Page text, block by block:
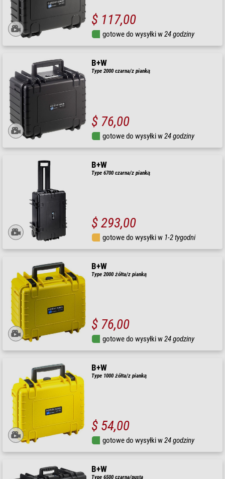
$ 117,00
gotowe do wysyłki w24 godziny
B+W
Type 2000 czarna/z pianką
$ 76,00
gotowe do wysyłki w24 godziny
B+W
Type 6700 czarna/z pianką
$ 293,00
gotowe do wysyłki w 1-2 tygodni
B+W
Type 2000 żółta/z pianką
$ 76,00
gotowe do wysyłki w24 godziny
B+W
Type 1000 żółta/z pianką
$ 54,00
gotowe do wysyłki w24 godziny
B+W
Type 6500 czarna/pusta